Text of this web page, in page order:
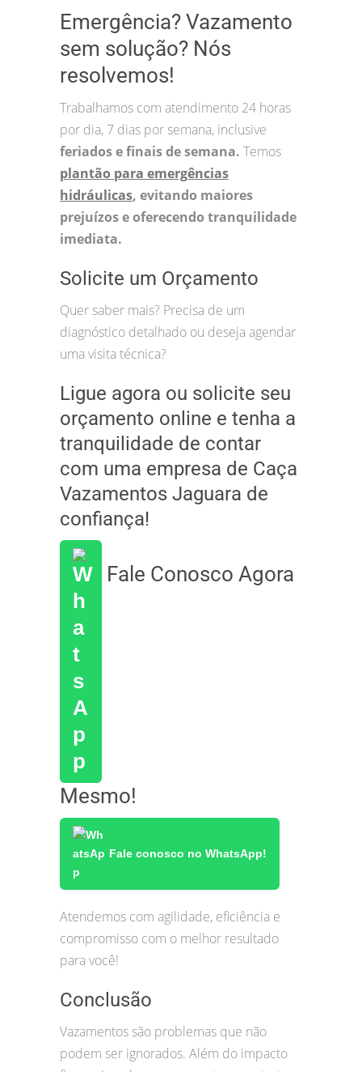
Emergência? Vazamento
sem solução? Nós
resolvemos!
Trabalhamos com atendimento 24 horas
por dia, 7 dias por semana, inclusive
feriados e finais de semana. Temos
plantão para emergências
hidráulicas, evitando maiores
prejuízos e oferecendo tranquilidade
imediata.
Solicite um Orçamento
Quer saber mais? Precisa de um
diagnóstico detalhado ou deseja agendar
uma visita técnica?
Ligue agora ou solicite seu
orçamento online e tenha a
tranquilidade de contar
com uma empresa de Caça
Vazamentos Jaguara de
confiança!
Fale Conosco Agora
Mesmo!
Fale conosco no WhatsApp!
Atendemos com agilidade, eficiência e
compromisso com o melhor resultado
para você!
Conclusão
Vazamentos são problemas que não
podem ser ignorados. Além do impacto